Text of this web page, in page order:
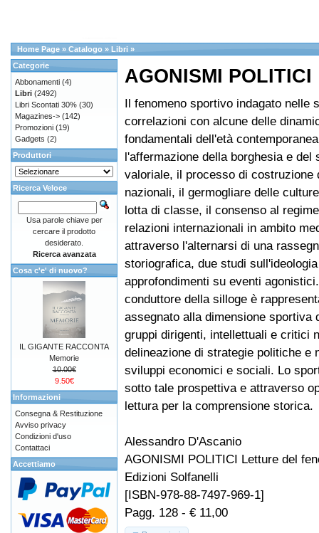
Home Page » Catalogo » Libri »
AGONISMI POLITICI
Il fenomeno sportivo indagato nelle
correlazioni con alcune delle
fondamentali dell'età
l'affermazione della borghesia e del
valoriale, il processo di costruzione
nazionali, il germogliare delle
lotta di classe, il consenso al
relazioni internazionali in ambito
attraverso l'alternarsi di una
storiografica, due studi
approfondimenti su eventi
conduttore della silloge è
assegnato alla dimensione sportiva
gruppi dirigenti, intellettuali e critici
delineazione di strategie politiche e
sviluppi economici e sociali. Lo
sotto tale prospettiva e attraverso
lettura per la comprensione storica.
Alessandro D'Ascanio
AGONISMI POLITICI Letture del
Edizioni Solfanelli
[ISBN-978-88-7497-969-1]
Pagg. 128 - € 11,00
Categorie
Abbonamenti (4)
Libri (2492)
Libri Scontati 30% (30)
Magazines-> (142)
Promozioni (19)
Gadgets (2)
Produttori
Ricerca Veloce
Usa parole chiave per
cercare il prodotto
desiderato.
Ricerca avanzata
Cosa c'e' di nuovo?
IL GIGANTE RACCONTA
Memorie
10.00€
9.50€
Informazioni
Consegna & Restituzione
Avviso privacy
Condizioni d'uso
Contattaci
Accettiamo